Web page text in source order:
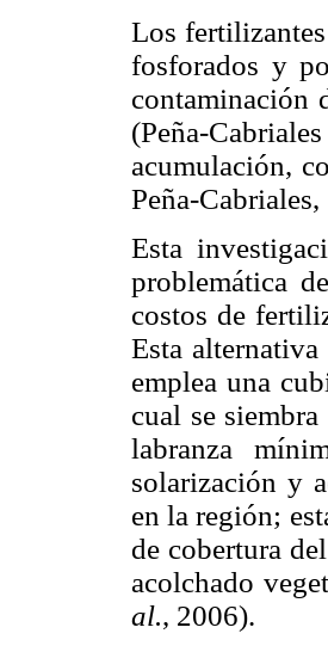
Los fertilizantes
fosforados y
contaminación
(Peña-
acumulación,
Peña-Cabriales,
Esta
problemática
costos de
Esta
emplea una
cual se
labranza
solarización y
en la región;
de cobertura
acolchado
al., 2006).